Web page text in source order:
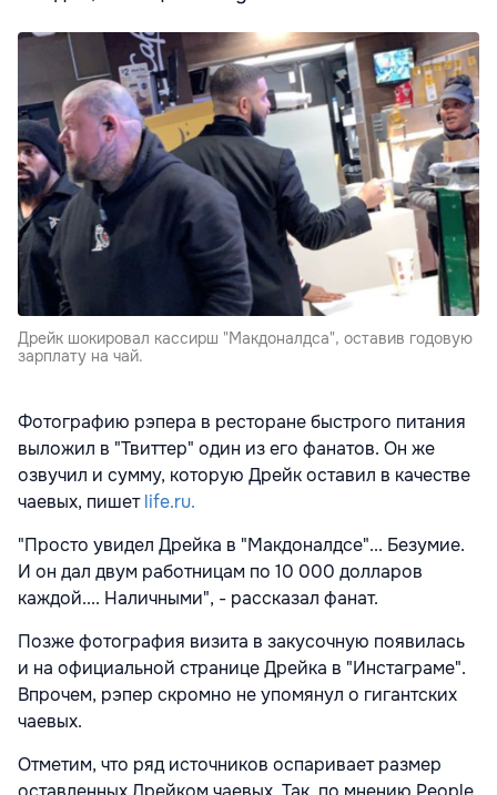
Дрейк шокировал кассирш "Макдоналдса", оставив годовую
зарплату на чай.
Фотографию рэпера в ресторане быстрого питания
выложил в "Твиттер" один из его фанатов. Он же
озвучил и сумму, которую Дрейк оставил в качестве
чаевых, пишетlife.ru.
"Просто увидел Дрейка в "Макдоналдсе"... Безумие.
И он дал двум работницам по 10 000 долларов
каждой.... Наличными", - рассказал фанат.
Позже фотография визита в закусочную появилась
и на официальной странице Дрейка в "Инстаграме".
Впрочем, рэпер скромно не упомянул о гигантских
чаевых.
Отметим, что ряд источников оспаривает размер